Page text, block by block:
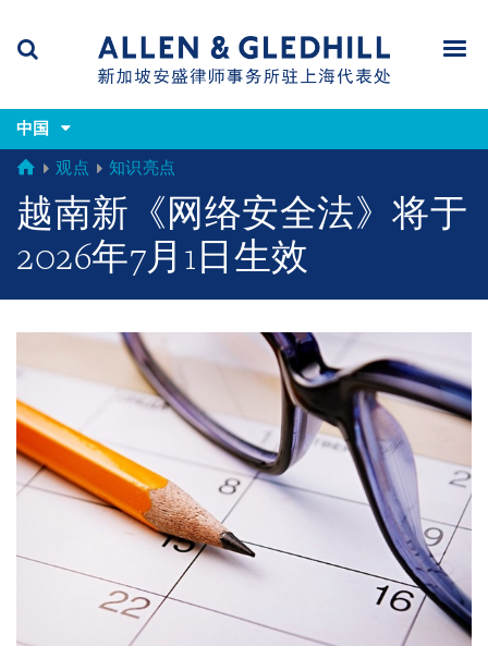
(accesskey
s)
x)
Search
中国
GLOBAL
观点 知识亮点
越南新《网络安全法》将于
2026年7月1日生效